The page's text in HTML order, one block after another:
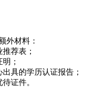
外材料：
荐表；
；
具的学历认证报告；
证件。